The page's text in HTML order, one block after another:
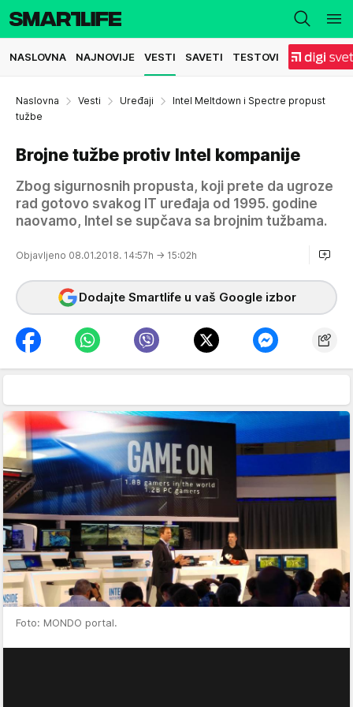
NASLOVNA NAJNOVIJE VESTI SAVETI TESTOVI
Naslovna Vesti Uređaji
Intel Meltdown i Spectre propust
tužbe
Brojne tužbe protiv Intel kompanije
Zbog sigurnosnih propusta, koji prete da ugroze
rad gotovo svakog IT uređaja od 1995. godine
naovamo, Intel se supčava sa brojnim tužbama.
Objavljeno 08.01.2018. 14:57h → 15:02h
Dodajte Smartlife u vaš Google izbor
Foto: MONDO portal.